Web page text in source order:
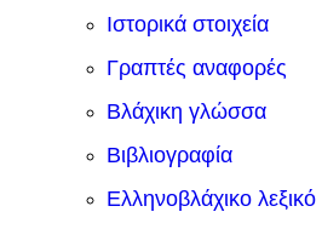
Ιστορικά στοιχεία
Γραπτές αναφορές
Βλάχικη γλώσσα
Βιβλιογραφία
Ελληνοβλάχικο λεξικό